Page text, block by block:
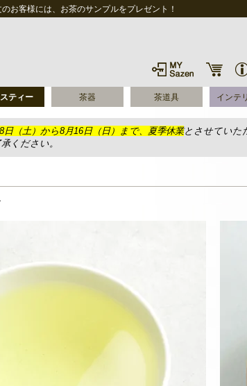
お客様には、お茶のサンプルをプレゼント！
ティー 茶器 茶道具 インテ
日（土）から8月16日（日）まで、夏季休業とさせていた
ください。